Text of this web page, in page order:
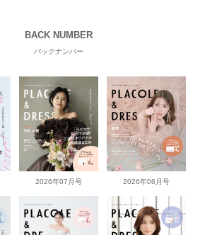
BACK NUMBER
バックナンバー
2026年07月号 2026年06月号